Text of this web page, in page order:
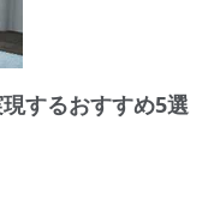
するおすすめ5選